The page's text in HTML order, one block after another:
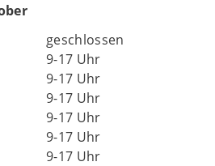
geschlossen
9-17 Uhr
9-17 Uhr
9-17 Uhr
9-17 Uhr
9-17 Uhr
9-17 Uhr